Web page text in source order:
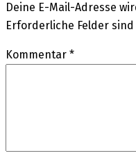
Deine E-Mail-Adresse
Erforderliche Felder
Kommentar *